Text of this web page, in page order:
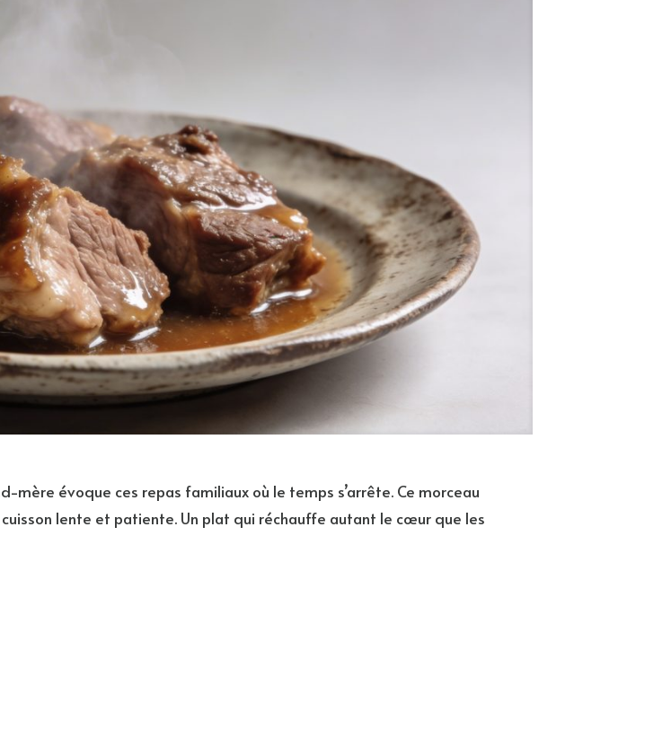
évoque ces repas familiaux où le temps s’arrête. Ce morceau
lente et patiente. Un plat qui réchauffe autant le cœur que les